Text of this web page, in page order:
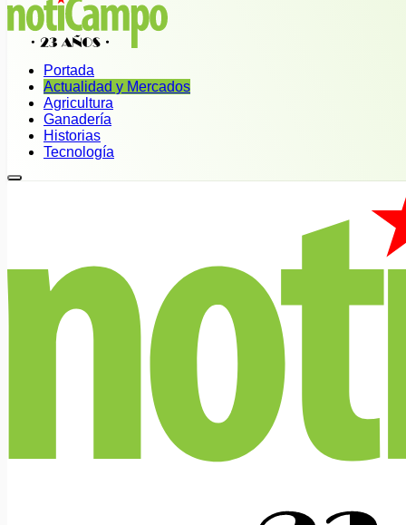
Portada
Actualidad y Mercados
Agricultura
Ganadería
Historias
Tecnología